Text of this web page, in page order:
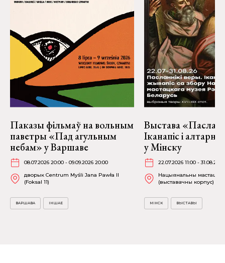
Паказы фільмаў на вольным
паветры «Пад агульным
небам» у Варшаве
08.07.2026 20:00 - 09.09.2026 20:00
дворык Centrum Myśli Jana Pawła II
(Foksal 11)
ВАРШАВА ІНШАЕ
Выстава
Іканапіс і
у Мінску
22.07.2026 11:00 -
Нацыянальны мастацкі
(выставачны корпус) (К.
МІНСК ВЫСТАВЫ